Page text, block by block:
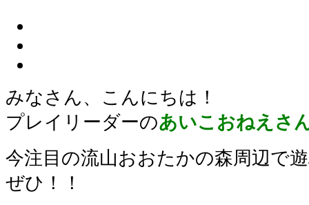
みなさん、こんにちは！
プレイリーダーのあいこおねえさ
今注目の流山おおたかの森周辺で
ぜひ！！